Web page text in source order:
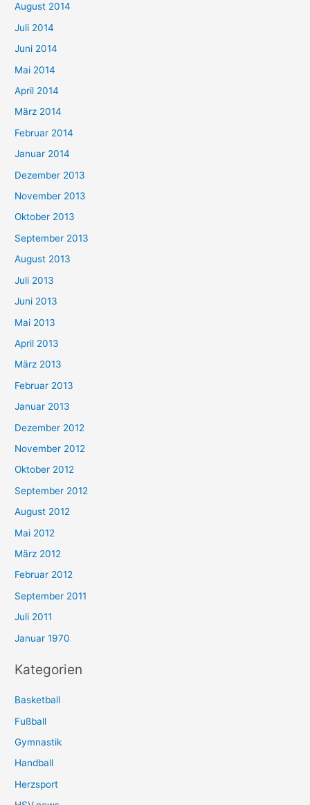
August 2014
Juli 2014
Juni 2014
Mai 2014
April 2014
März 2014
Februar 2014
Januar 2014
Dezember 2013
November 2013
Oktober 2013
September 2013
August 2013
Juli 2013
Juni 2013
Mai 2013
April 2013
März 2013
Februar 2013
Januar 2013
Dezember 2012
November 2012
Oktober 2012
September 2012
August 2012
Mai 2012
März 2012
Februar 2012
September 2011
Juli 2011
Januar 1970
Kategorien
Basketball
Fußball
Gymnastik
Handball
Herzsport